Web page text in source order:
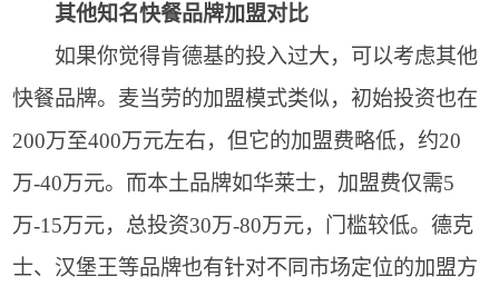
其他知名快餐品牌加盟对比
如果你觉得肯德基的投入过大，可以考虑其他
快餐品牌。麦当劳的加盟模式类似，初始投资也在
200万至400万元左右，但它的加盟费略低，约20
万-40万元。而本土品牌如华莱士，加盟费仅需5
万-15万元，总投资30万-80万元，门槛较低。德克
士、汉堡王等品牌也有针对不同市场定位的加盟方